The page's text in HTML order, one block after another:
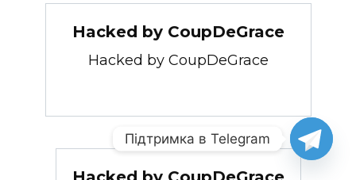
Hacked by CoupDeGrace
Hacked by CoupDeGrace
Підтримка в Telegram